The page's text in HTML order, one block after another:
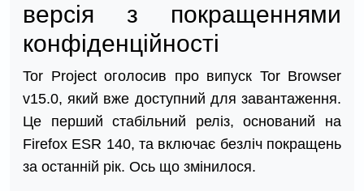
версія з покращеннями
конфіденційності
Tor Project оголосив про випуск Tor Browser
v15.0, який вже доступний для завантаження.
Це перший стабільний реліз, оснований на
Firefox ESR 140, та включає безліч покращень
за останній рік. Ось що змінилося.